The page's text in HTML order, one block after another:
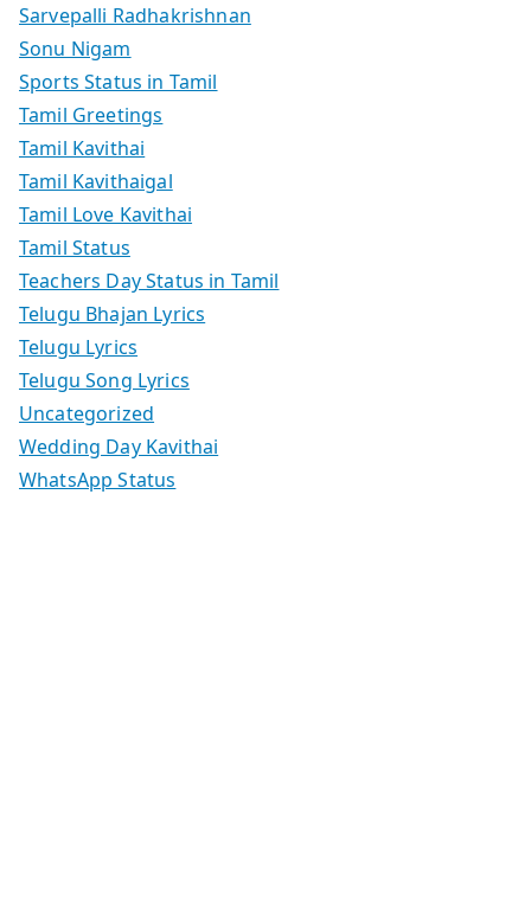
Sarvepalli Radhakrishnan
Sonu Nigam
Sports Status in Tamil
Tamil Greetings
Tamil Kavithai
Tamil Kavithaigal
Tamil Love Kavithai
Tamil Status
Teachers Day Status in Tamil
Telugu Bhajan Lyrics
Telugu Lyrics
Telugu Song Lyrics
Uncategorized
Wedding Day Kavithai
WhatsApp Status